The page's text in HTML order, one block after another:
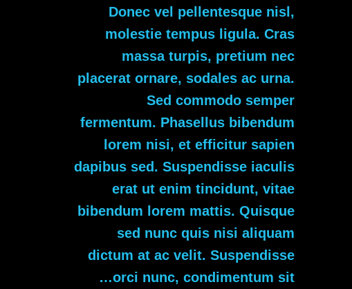
Donec vel pellentesque nisl,
molestie tempus ligula. Cras
massa turpis, pretium nec
placerat ornare, sodales ac urna.
Sed commodo semper
fermentum. Phasellus bibendum
lorem nisi, et efficitur sapien
dapibus sed. Suspendisse iaculis
erat ut enim tincidunt, vitae
bibendum lorem mattis. Quisque
sed nunc quis nisi aliquam
dictum at ac velit. Suspendisse
orci nunc, condimentum sit…